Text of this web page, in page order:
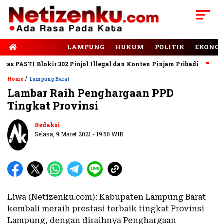
LAMPUNG HUKUM POLITIK
PASTI Blokir 302 Pinjol Illegal dan Konten Pinjam Pribadi
Home / Lampung Barat
Lambar Raih Penghargaan PPD
Tingkat Provinsi
Redaksi
Selasa, 9 Maret 2021 - 19:50 WIB
Liwa (Netizenku.com): Kabupaten Lampung Barat
kembali meraih prestasi terbaik tingkat Provinsi
Lampung, dengan diraihnya Penghargaan